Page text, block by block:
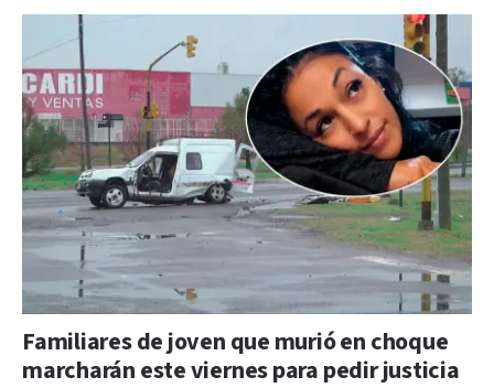
Familiares de joven que murió en choque
marcharán este viernes para pedir justicia